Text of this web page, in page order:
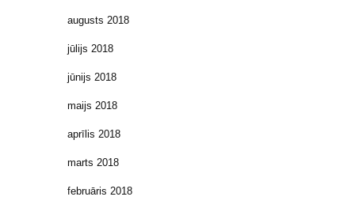
augusts 2018
jūlijs 2018
jūnijs 2018
maijs 2018
aprīlis 2018
marts 2018
februāris 2018